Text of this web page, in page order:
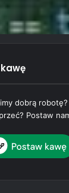
dobrą robotę?
Postaw